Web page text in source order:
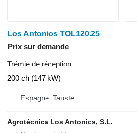
Los Antonios TOL120.25
Prix sur demande
Trémie de réception
200 ch (147 kW)
Espagne, Tauste
Agrotécnica Los Antonios, S.L.